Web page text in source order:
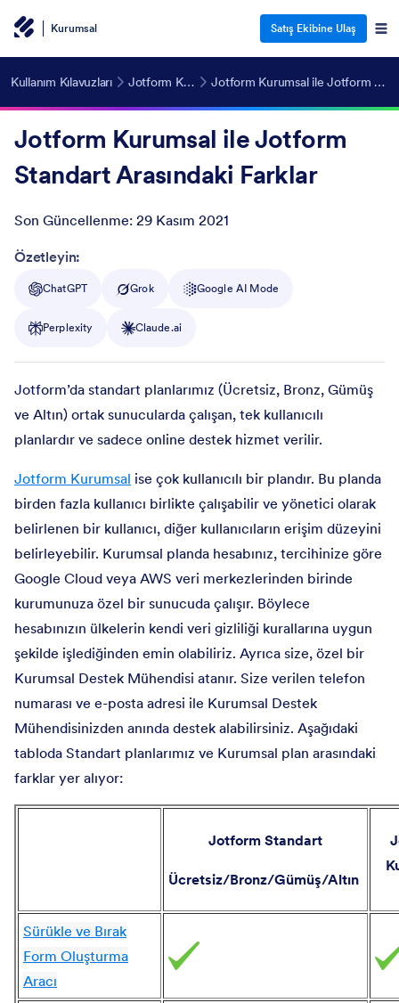
Kurumsal Satış Ekibine Ulaş
Kullanım Kılavuzları Jotform Kurumsal Plan Jotform Kurumsal ile Jotform Standart Arasındaki Farklar
Jotform Kurumsal ile Jotform
Standart Arasındaki Farklar
Son Güncellenme: 29 Kasım 2021
Post ID
Özetleyin:
ChatGPT Grok Google AI Mode
Perplexity Claude.ai
Jotform’da standart planlarımız (Ücretsiz, Bronz, Gümüş
ve Altın) ortak sunucularda çalışan, tek kullanıcılı
planlardır ve sadece online destek hizmet verilir.
Jotform Kurumsal ise çok kullanıcılı bir plandır. Bu planda
birden fazla kullanıcı birlikte çalışabilir ve yönetici olarak
belirlenen bir kullanıcı, diğer kullanıcıların erişim düzeyini
belirleyebilir. Kurumsal planda hesabınız, tercihinize göre
Google Cloud veya AWS veri merkezlerinden birinde
kurumunuza özel bir sunucuda çalışır. Böylece
hesabınızın ülkelerin kendi veri gizliliği kurallarına uygun
şekilde işlediğinden emin olabiliriz. Ayrıca size, özel bir
Kurumsal Destek Mühendisi atanır. Size verilen telefon
numarası ve e-posta adresi ile Kurumsal Destek
Mühendisinizden anında destek alabilirsiniz. Aşağıdaki
tabloda Standart planlarımız ve Kurumsal plan arasındaki
farklar yer alıyor:
Jotform Standart
Ücretsiz/Bronz/Gümüş/Altın
Sürükle ve Bırak
Form Oluşturma
Aracı